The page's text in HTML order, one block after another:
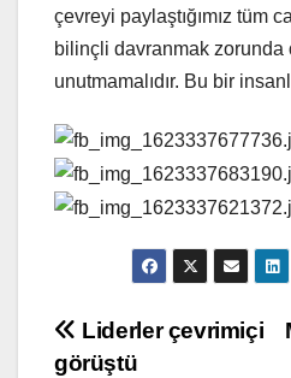
çevreyi paylaştığımız tüm
bilinçli davranmak zorunda
unutmamalıdır. Bu bir
Yazı
Liderler çevrimiçi
görüştü